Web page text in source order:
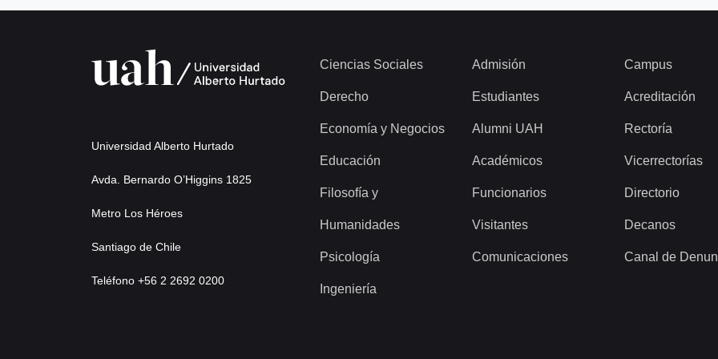
Universidad Alberto Hurtado
Avda. Bernardo O’Higgins 1825
Metro Los Héroes
Santiago de Chile
Teléfono +56 2 2692 0200
Ciencias Sociales
Derecho
Economía y Negocios
Educación
Filosofía y
Humanidades
Psicología
Ingeniería
Admisión
Estudiantes
Alumni UAH
Académicos
Funcionarios
Visitantes
Comunicaciones
Campus
Acreditación
Rectoría
Vicerrectorías
Directorio
Decanos
Canal de